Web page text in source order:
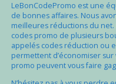
LeBonCodePromo est une
de bonnes affaires. Nous
meilleures réductions du
codes promo de plusieurs
appelés codes réduction ou
permettent d’économiser
promo peuvent vous faire